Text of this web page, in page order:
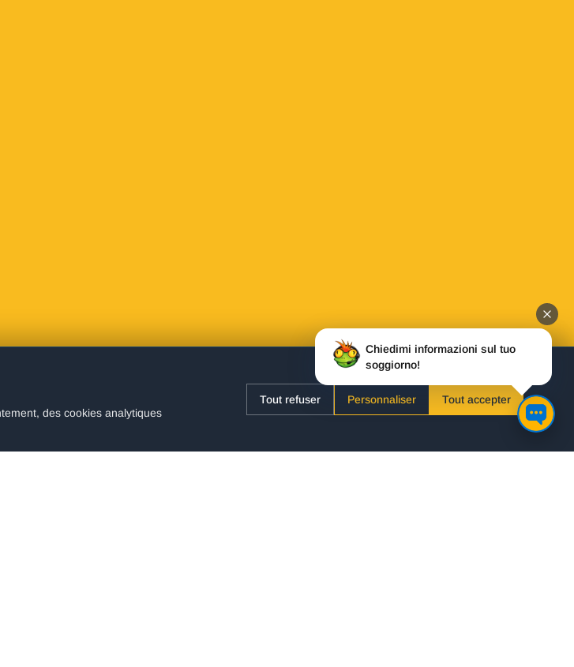
Chiedimi informazioni sul tuo
soggiorno!
des cookies analytiques
Tout refuser Personnaliser Tout accepter